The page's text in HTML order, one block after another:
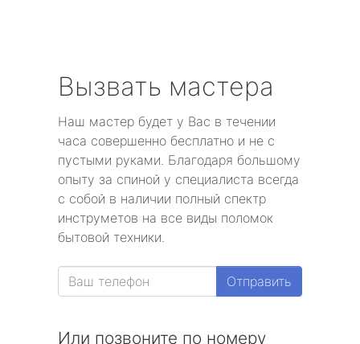
Вызвать мастера
Наш мастер будет у Вас в течении
часа совершенно бесплатно и не с
пустыми руками. Благодаря большому
опыту за спиной у специалиста всегда
с собой в наличии полный спектр
инструметов на все виды поломок
бытовой техники.
Отправить
Или позвоните по номеру